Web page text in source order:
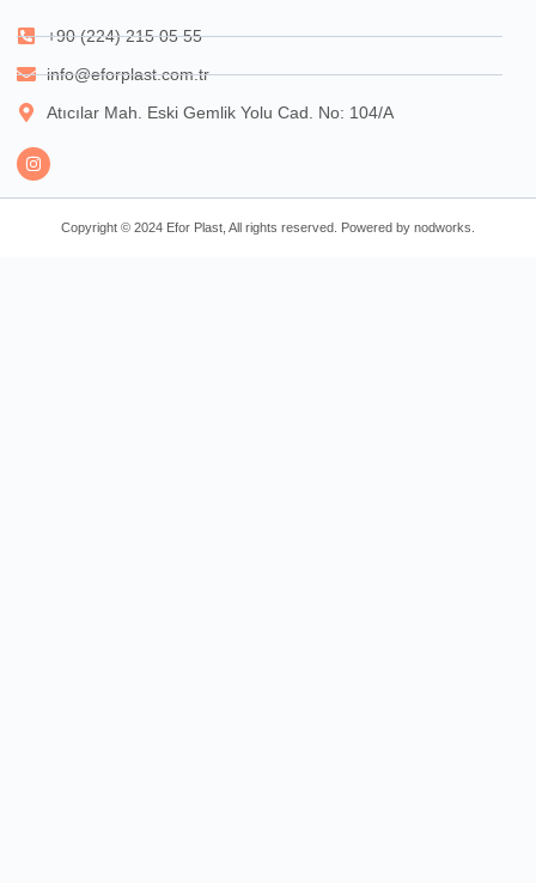
+90 (224) 215 05 55
info@eforplast.com.tr
Atıcılar Mah. Eski Gemlik Yolu Cad. No: 104/A
Copyright © 2024 Efor Plast, All rights reserved. Powered by nodworks.